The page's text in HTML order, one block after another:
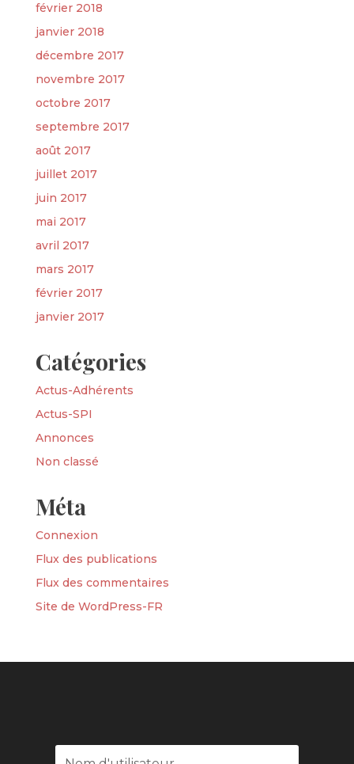
février 2018
janvier 2018
décembre 2017
novembre 2017
octobre 2017
septembre 2017
août 2017
juillet 2017
juin 2017
mai 2017
avril 2017
mars 2017
février 2017
janvier 2017
Catégories
Actus-Adhérents
Actus-SPI
Annonces
Non classé
Méta
Connexion
Flux des publications
Flux des commentaires
Site de WordPress-FR